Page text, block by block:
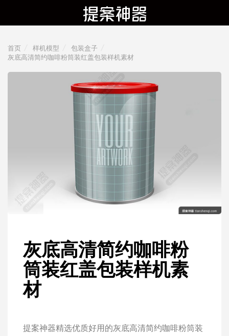
首页 样机模型
包装盒子
灰底高清简约咖啡粉筒装红盖包装样机素材
灰底高清简约咖啡粉
筒装红盖包装样机素
材
提案神器精选优质好用的灰底高清简约咖啡粉筒装